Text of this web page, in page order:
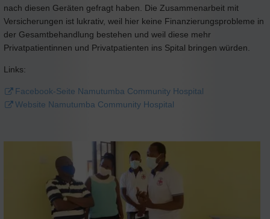
nach diesen Geräten gefragt haben. Die Zusammenarbeit mit
Versicherungen ist lukrativ, weil hier keine Finanzierungsprobleme in
der Gesamtbehandlung bestehen und weil diese mehr
Privatpatientinnen und Privatpatienten ins Spital bringen würden.
Links:
Facebook-Seite Namutumba Community Hospital
Website Namutumba Community Hospital